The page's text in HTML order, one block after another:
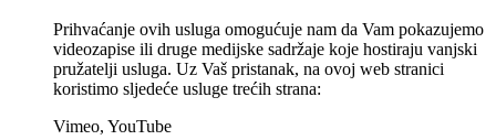
Prihvaćanje ovih usluga omogućuje nam da Vam pokazujemo
videozapise ili druge medijske sadržaje koje hostiraju vanjski
pružatelji usluga. Uz Vaš pristanak, na ovoj web stranici
koristimo sljedeće usluge trećih strana:
Vimeo, YouTube